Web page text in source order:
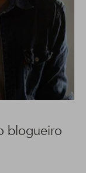
blogueiro